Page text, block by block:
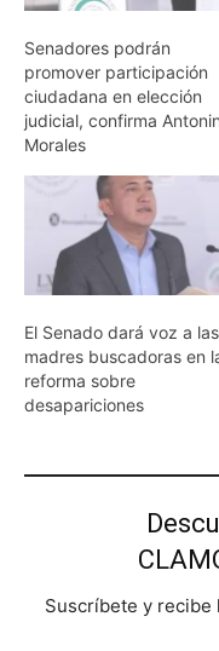
Senadores podrán
promover participación
ciudadana en elección
judicial, confirma
Morales
El Senado dará voz a las
madres buscadoras en
reforma sobre
desapariciones
Suscríbete y recibe